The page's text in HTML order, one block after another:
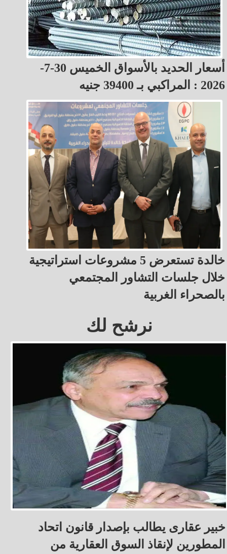
أسعار الحديد بالأسواق الخميس 30-7-
2026 : المراكبي بـ 39400 جنيه
خالدة تستعرض 5 مشروعات استراتيجية
خلال جلسات التشاور المجتمعي
بالصحراء الغربية
نرشح لك
خبير عقارى يطالب بإصدار قانون اتحاد
المطورين لإنقاذ السوق العقارية من